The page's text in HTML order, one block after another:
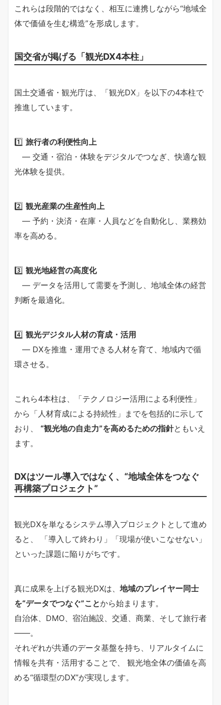
これらは段階的ではなく、相互に連携しながら“地域全
体で価値を生む構造”を形成します。
国交省が掲げる「観光DX4本柱」
国土交通省・観光庁は、「観光DX」を以下の4本柱で
推進しています。
1️⃣ 旅行者の利便性向上
― 交通・宿泊・体験をデジタルでつなぎ、快適な観
光体験を提供。
2️⃣ 観光産業の生産性向上
― 予約・決済・在庫・人員などを自動化し、業務効
率を高める。
3️⃣ 観光地経営の高度化
― データを活用して需要を予測し、地域全体の経営
判断を最適化。
4️⃣ 観光デジタル人材の育成・活用
― DXを推進・運用できる人材を育て、地域内で循
環させる。
これら4本柱は、「テクノロジー活用による利便性」
から「人材育成による持続性」までを包括的に示して
おり、 “観光地の自走力”を高めるための指針ともいえ
ます。
DXはツール導入ではなく、“地域全体をつなぐ
再構築プロジェクト”
観光DXを単なるシステム導入プロジェクトとして進め
ると、 「導入して終わり」「現場が使いこなせない」
といった課題に陥りがちです。
真に成果を上げる観光DXは、 地域のプレイヤー同士
を“データでつなぐ”ことから始まります。
自治体、DMO、宿泊施設、交通、商業、そして旅行者
——。
それぞれが共通のデータ基盤を持ち、リアルタイムに
情報を共有・活用することで、 観光地全体の価値を高
める“循環型のDX”が実現します。